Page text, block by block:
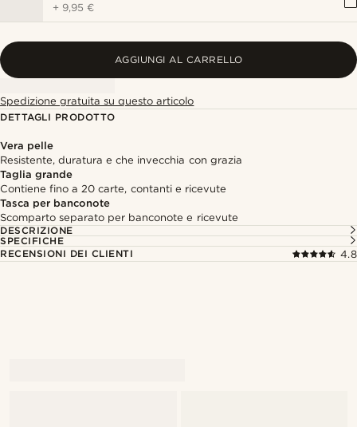
+ 9,95 €
AGGIUNGI AL CARRELLO
Spedizione gratuita su questo articolo
DETTAGLI PRODOTTO
Vera pelle
Resistente, duratura e che invecchia con grazia
Taglia grande
Contiene fino a 20 carte, contanti e ricevute
Tasca per banconote
Scomparto separato per banconote e ricevute
DESCRIZIONE
SPECIFICHE
RECENSIONI DEI CLIENTI
4.8